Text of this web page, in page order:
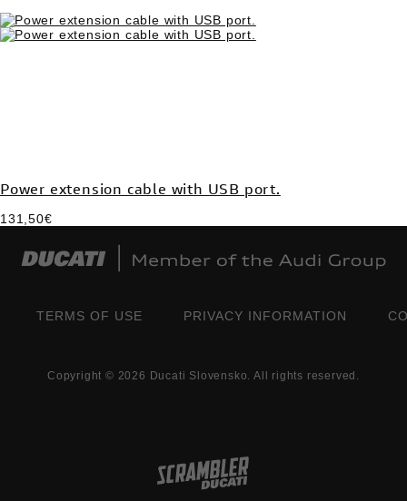
Power extension cable with USB port.
131,50€
TERMS OF USE PRIVACY INFORMATION
Copyright © 2026 Ducati Slovensko. All rights reserved.